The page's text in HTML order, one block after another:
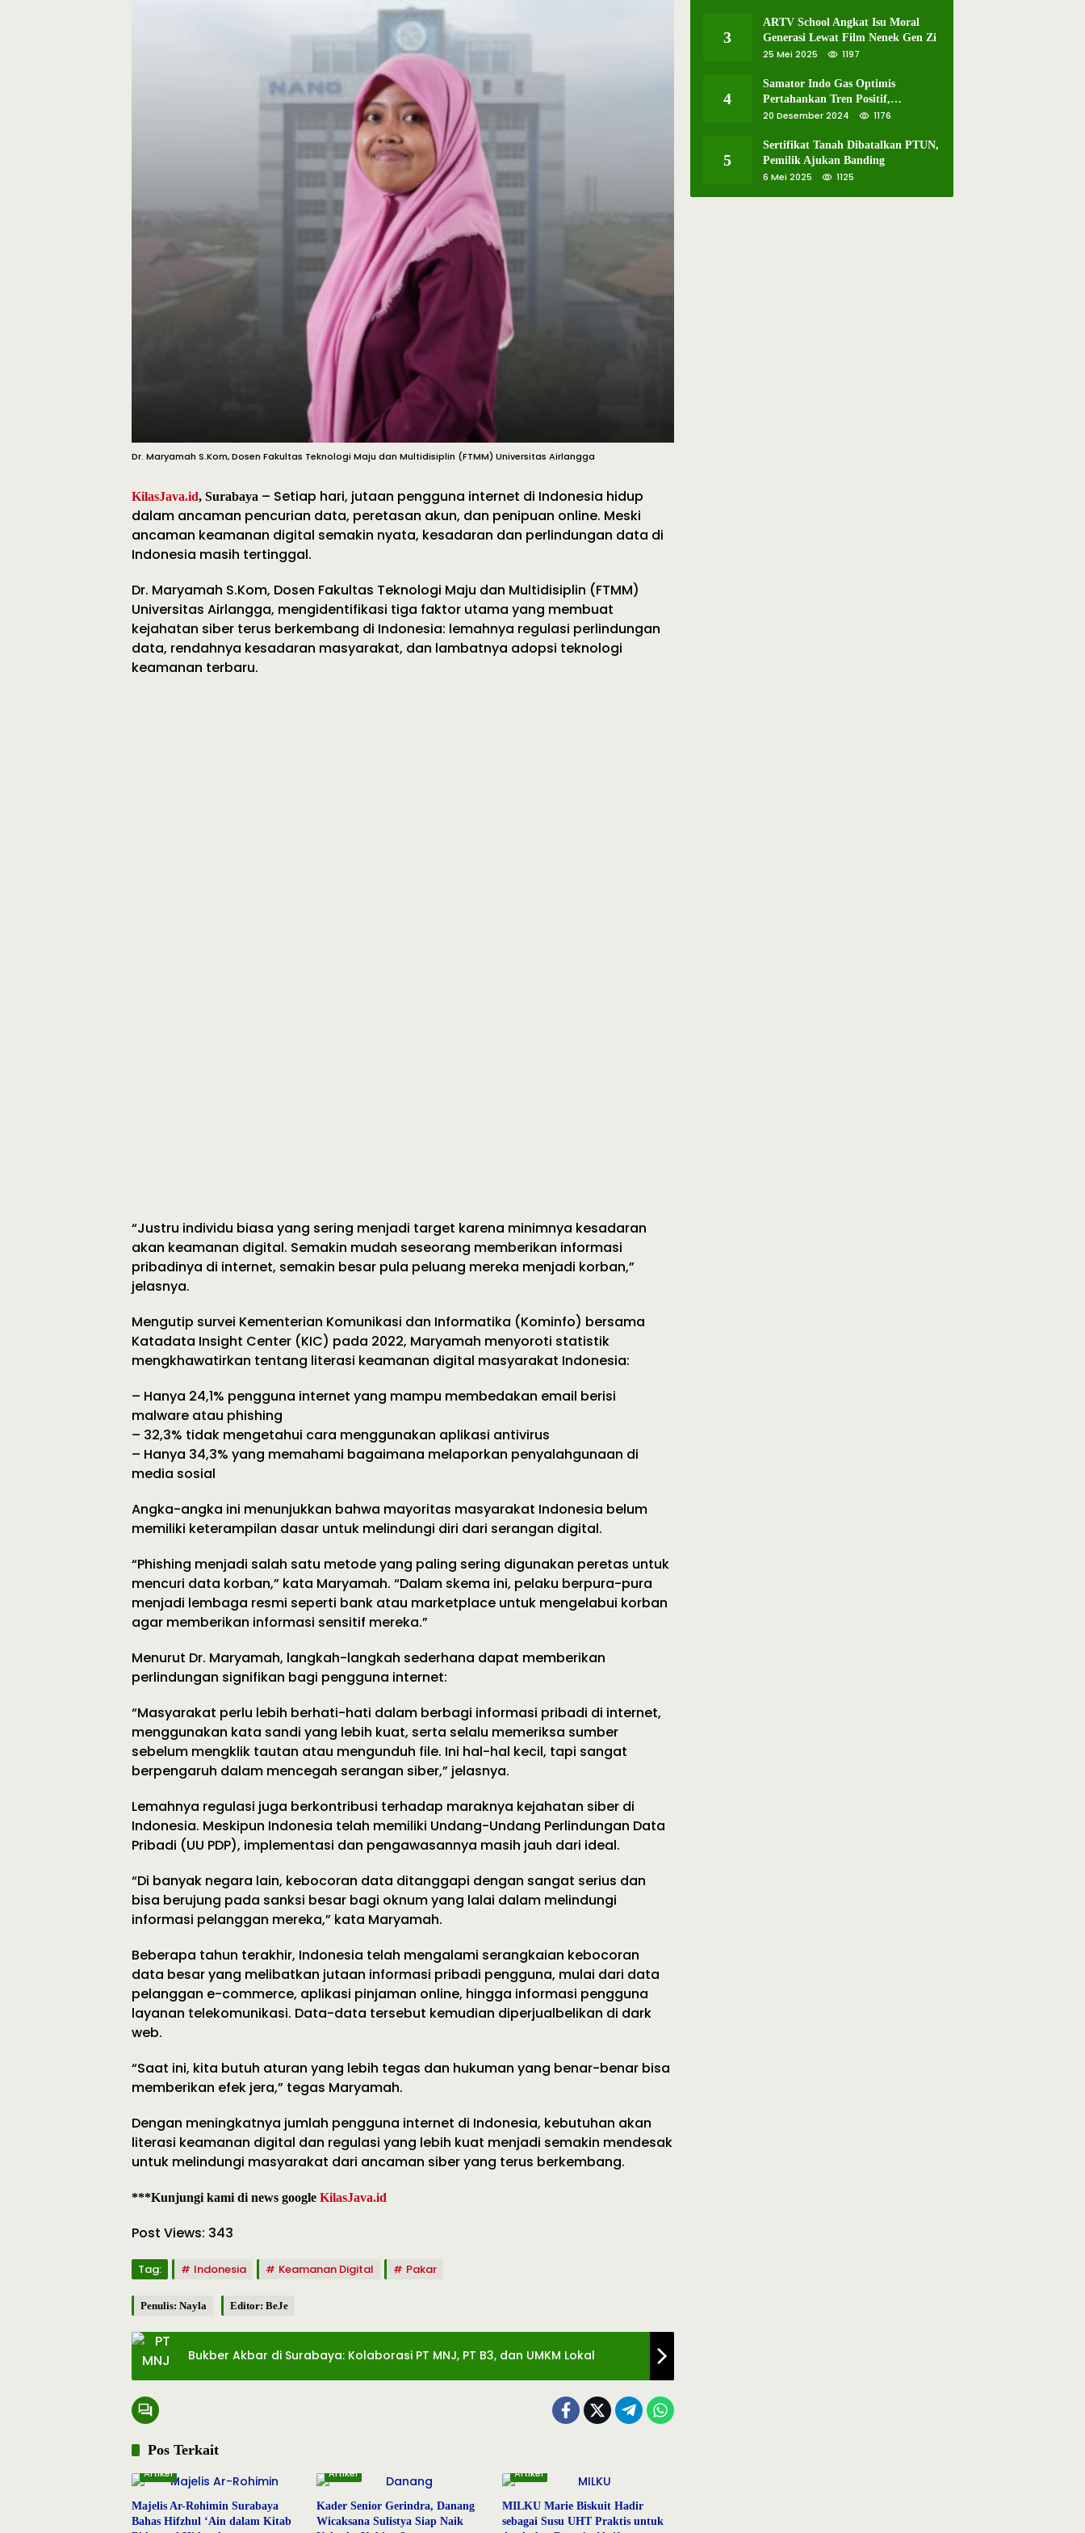
Dr. Maryamah S.Kom, Dosen Fakultas Teknologi Maju dan Multidisiplin (FTMM) Universitas Airlangga
KilasJava.id, Surabaya – Setiap hari, jutaan pengguna internet di Indonesia hidup
dalam ancaman pencurian data, peretasan akun, dan penipuan online. Meski
ancaman keamanan digital semakin nyata, kesadaran dan perlindungan data di
Indonesia masih tertinggal.
Dr. Maryamah S.Kom, Dosen Fakultas Teknologi Maju dan Multidisiplin (FTMM)
Universitas Airlangga, mengidentifikasi tiga faktor utama yang membuat
kejahatan siber terus berkembang di Indonesia: lemahnya regulasi perlindungan
data, rendahnya kesadaran masyarakat, dan lambatnya adopsi teknologi
keamanan terbaru.
“Justru individu biasa yang sering menjadi target karena minimnya kesadaran
akan keamanan digital. Semakin mudah seseorang memberikan informasi
pribadinya di internet, semakin besar pula peluang mereka menjadi korban,”
jelasnya.
Mengutip survei Kementerian Komunikasi dan Informatika (Kominfo) bersama
Katadata Insight Center (KIC) pada 2022, Maryamah menyoroti statistik
mengkhawatirkan tentang literasi keamanan digital masyarakat Indonesia:
– Hanya 24,1% pengguna internet yang mampu membedakan email berisi
malware atau phishing
– 32,3% tidak mengetahui cara menggunakan aplikasi antivirus
– Hanya 34,3% yang memahami bagaimana melaporkan penyalahgunaan di
media sosial
Angka-angka ini menunjukkan bahwa mayoritas masyarakat Indonesia belum
memiliki keterampilan dasar untuk melindungi diri dari serangan digital.
“Phishing menjadi salah satu metode yang paling sering digunakan peretas untuk
mencuri data korban,” kata Maryamah. “Dalam skema ini, pelaku berpura-pura
menjadi lembaga resmi seperti bank atau marketplace untuk mengelabui korban
agar memberikan informasi sensitif mereka.”
Menurut Dr. Maryamah, langkah-langkah sederhana dapat memberikan
perlindungan signifikan bagi pengguna internet:
“Masyarakat perlu lebih berhati-hati dalam berbagi informasi pribadi di internet,
menggunakan kata sandi yang lebih kuat, serta selalu memeriksa sumber
sebelum mengklik tautan atau mengunduh file. Ini hal-hal kecil, tapi sangat
berpengaruh dalam mencegah serangan siber,” jelasnya.
Lemahnya regulasi juga berkontribusi terhadap maraknya kejahatan siber di
Indonesia. Meskipun Indonesia telah memiliki Undang-Undang Perlindungan Data
Pribadi (UU PDP), implementasi dan pengawasannya masih jauh dari ideal.
“Di banyak negara lain, kebocoran data ditanggapi dengan sangat serius dan
bisa berujung pada sanksi besar bagi oknum yang lalai dalam melindungi
informasi pelanggan mereka,” kata Maryamah.
Beberapa tahun terakhir, Indonesia telah mengalami serangkaian kebocoran
data besar yang melibatkan jutaan informasi pribadi pengguna, mulai dari data
pelanggan e-commerce, aplikasi pinjaman online, hingga informasi pengguna
layanan telekomunikasi. Data-data tersebut kemudian diperjualbelikan di dark
web.
“Saat ini, kita butuh aturan yang lebih tegas dan hukuman yang benar-benar bisa
memberikan efek jera,” tegas Maryamah.
Dengan meningkatnya jumlah pengguna internet di Indonesia, kebutuhan akan
literasi keamanan digital dan regulasi yang lebih kuat menjadi semakin mendesak
untuk melindungi masyarakat dari ancaman siber yang terus berkembang.
***Kunjungi kami di news google KilasJava.id
Post Views: 343
Tag: Indonesia Keamanan Digital Pakar
Penulis: Nayla Editor: BeJe
Bukber Akbar di Surabaya: Kolaborasi PT MNJ, PT B3, dan UMKM Lokal
Pos Terkait
Artikel
Majelis Ar-Rohimin Surabaya
Bahas Hifzhul ‘Ain dalam Kitab
Artikel
Kader Senior Gerindra, Danang
Wicaksana Sulistya Siap Naik
Artikel
MILKU Marie Biskuit Hadir
sebagai Susu UHT Praktis untuk
3
ARTV School Angkat Isu Moral
Generasi Lewat Film Nenek Gen Zi
25 Mei 2025 1197
4
Samator Indo Gas Optimis
Pertahankan Tren Positif,
Resmikan Pabrik Hidrogen ke-57 di
20 Desember 2024 1176
5
Sertifikat Tanah Dibatalkan PTUN,
Pemilik Ajukan Banding
6 Mei 2025 1125